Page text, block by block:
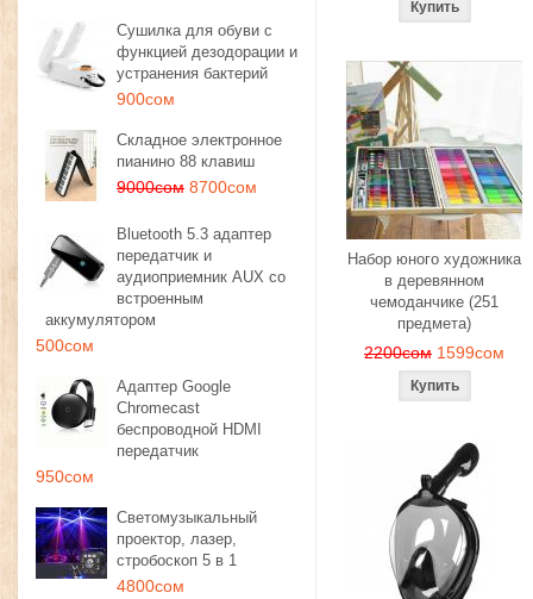
Сушилка для обуви с
функцией дезодорации и
устранения бактерий
900сом
Складное электронное
пианино 88 клавиш
9000сом 8700сом
Bluetooth 5.3 адаптер
передатчик и
аудиоприемник AUX со
встроенным
аккумулятором
500сом
Адаптер Google
Chromecast
беспроводной HDMI
передатчик
950сом
Светомузыкальный
проектор, лазер,
стробоскоп 5 в 1
4800сом
Набор юного художника
в деревянном
чемоданчике (251
предмета)
2200сом 1599сом